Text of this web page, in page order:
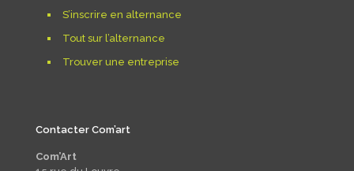
S’inscrire en alternance
Tout sur l’alternance
Trouver une entreprise
Contacter Com’art
Com’Art